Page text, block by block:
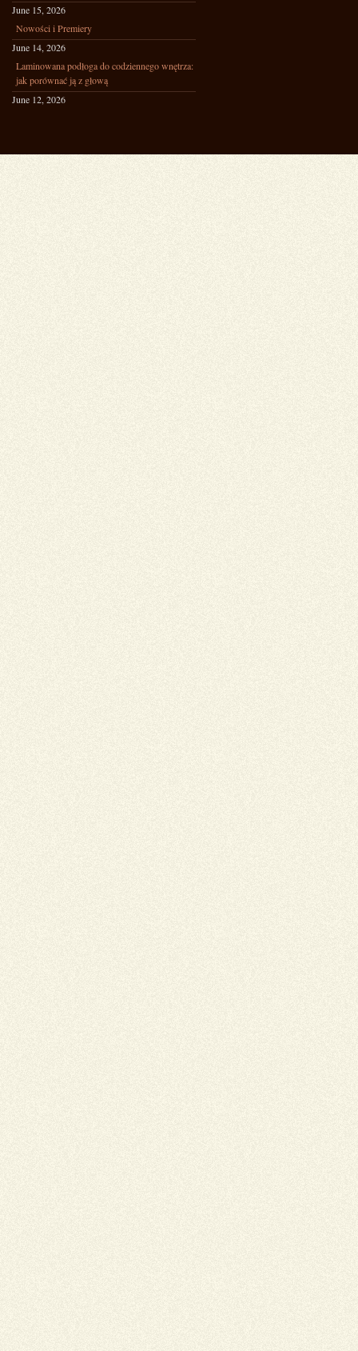
June 15, 2026
Nowości i Premiery
June 14, 2026
Laminowana podłoga do codziennego wnętrza:
jak porównać ją z głową
June 12, 2026